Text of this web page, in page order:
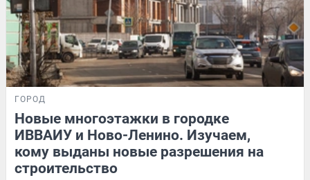
ГОРОД
Новые многоэтажки в городке
ИВВАИУ и Ново-Ленино. Изучаем,
кому выданы новые разрешения на
строительство